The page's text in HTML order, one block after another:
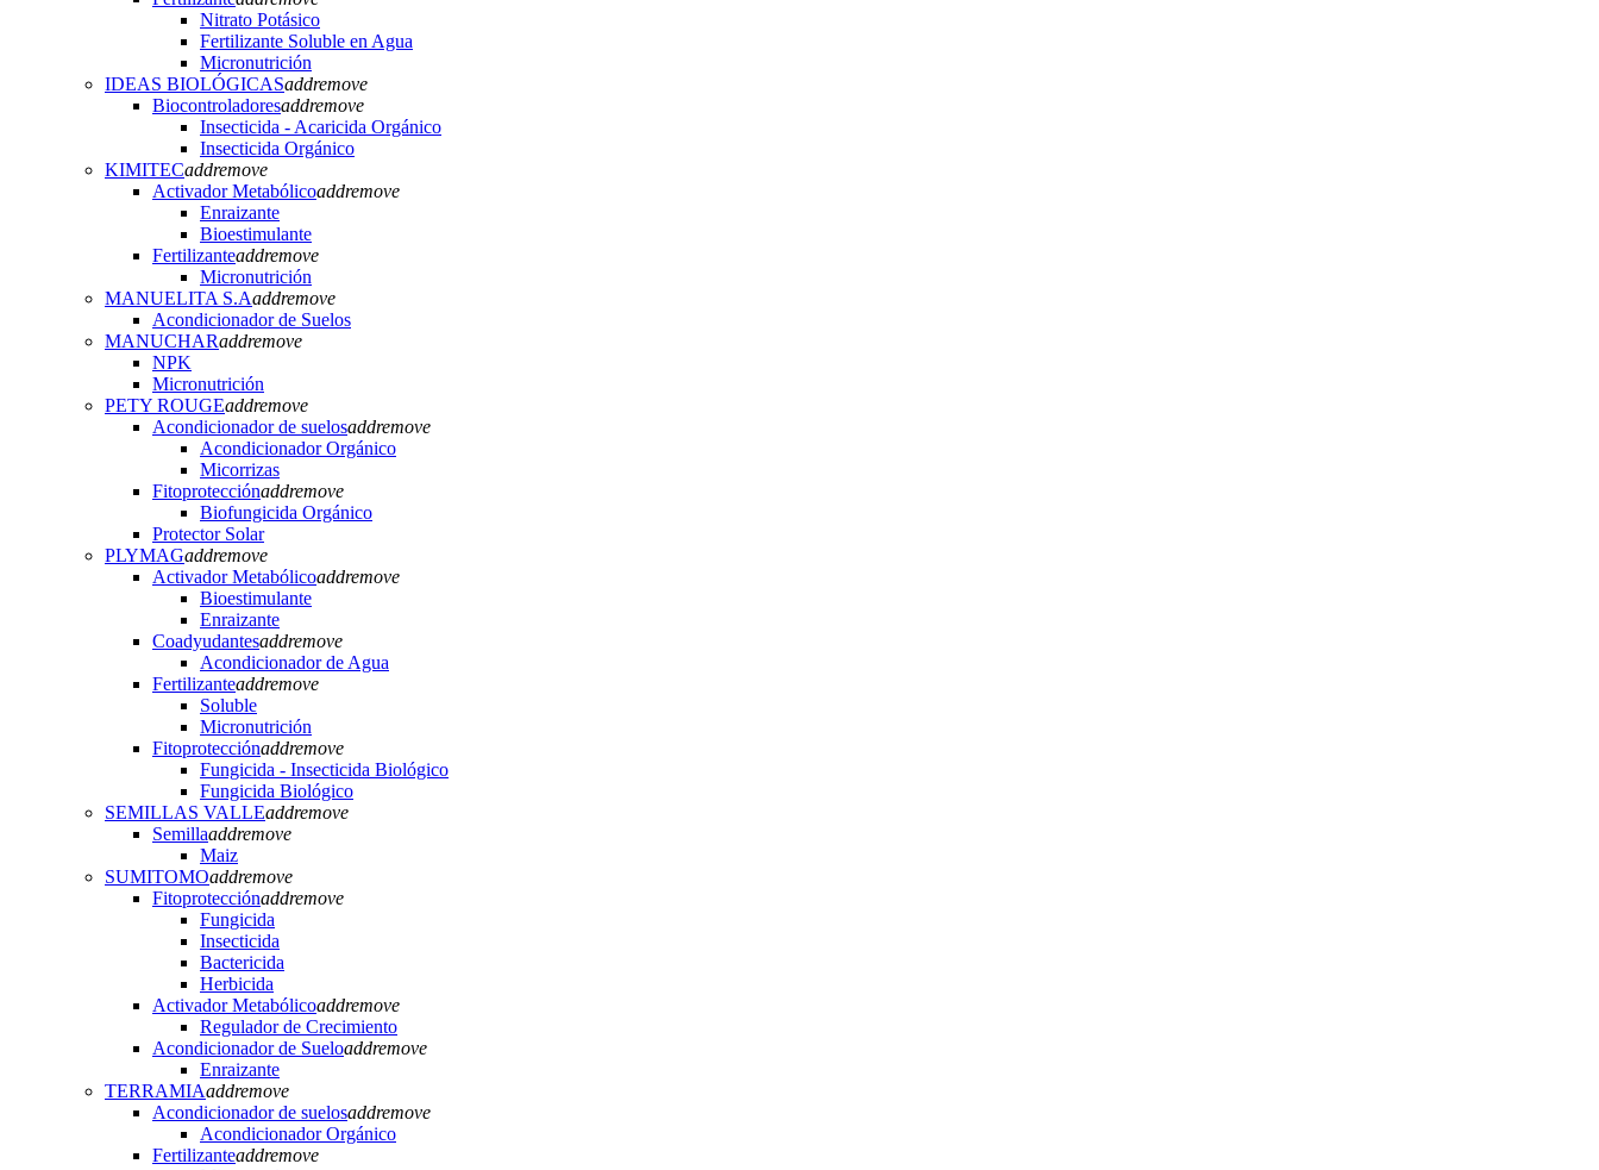
Nitrato Potásico
Fertilizante Soluble en Agua
Micronutrición
IDEAS BIOLÓGICASaddremove
Biocontroladoresaddremove
Insecticida - Acaricida Orgánico
Insecticida Orgánico
KIMITECaddremove
Activador Metabólicoaddremove
Enraizante
Bioestimulante
Fertilizanteaddremove
Micronutrición
MANUELITA S.Aaddremove
Acondicionador de Suelos
MANUCHARaddremove
NPK
Micronutrición
PETY ROUGEaddremove
Acondicionador de suelosaddremove
Acondicionador Orgánico
Micorrizas
Fitoprotecciónaddremove
Biofungicida Orgánico
Protector Solar
PLYMAGaddremove
Activador Metabólicoaddremove
Bioestimulante
Enraizante
Coadyudantesaddremove
Acondicionador de Agua
Fertilizanteaddremove
Soluble
Micronutrición
Fitoprotecciónaddremove
Fungicida - Insecticida Biológico
Fungicida Biológico
SEMILLAS VALLEaddremove
Semillaaddremove
Maiz
SUMITOMOaddremove
Fitoprotecciónaddremove
Fungicida
Insecticida
Bactericida
Herbicida
Activador Metabólicoaddremove
Regulador de Crecimiento
Acondicionador de Sueloaddremove
Enraizante
TERRAMIAaddremove
Acondicionador de suelosaddremove
Acondicionador Orgánico
Fertilizanteaddremove